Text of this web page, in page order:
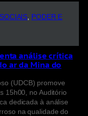
PODER E
análise crítica
ar da Mina do
(UDCB) promove
15h00, no Auditório
dedicada à análise
na qualidade do